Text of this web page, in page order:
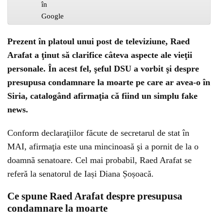
Prezent în platoul unui post de televiziune, Raed
Arafat a ţinut să clarifice câteva aspecte ale vieţii
personale. În acest fel, şeful DSU a vorbit şi despre
presupusa condamnare la moarte pe care ar avea-o în
Siria, catalogând afirmaţia că fiind un simplu fake
news.
Conform declaraţiilor făcute de secretarul de stat în
MAI, afirmaţia este una mincinoasă şi a pornit de la o
doamnă senatoare. Cel mai probabil, Raed Arafat se
referă la senatorul de Iași Diana Șoșoacă.
Ce spune Raed Arafat despre presupusa
condamnare la moarte